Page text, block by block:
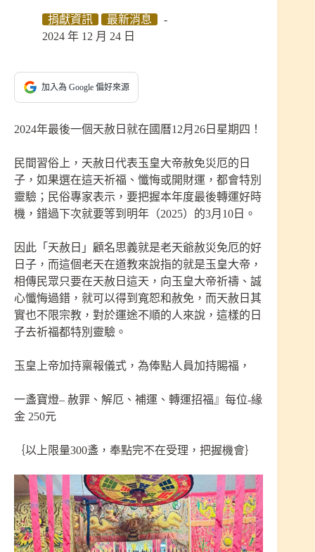
捐獻資訊
最新消息
2024 年 12 月 24 日
加入為 Google 偏好來源
2024年最後一個天赦日就在國曆12月26日星期四！
民間習俗上，天赦日代表玉皇大帝赦免災厄的日
子，如果選在這天祈福、懺悔或開財運，都會特別
靈驗；民俗專家表示，要把握本年度最後轉運好時
機，錯過下次就要等到明年（2025）的3月10日。
因此「天赦日」顧名思義就是老天爺赦災免厄的好
日子，而這個老天在道教來說指的就是玉皇大帝，
相傳民眾只要在天赦日這天，向玉皇大帝祈禱、誠
心懺悔過錯，就可以得到寬恕和赦免，而天赦日其
實也不限宗教，對於運途不順的人來說，這樣的日
子去祈福都特別靈驗。
玉皇上帝加持稟報儀式，為俸點人員加持賜福，
一盞寶燈– 赦罪、解厄、補運、轉運招福』每位-緣
金 250元
｛以上限量300盞，奉點完不在受理，把握機會｝